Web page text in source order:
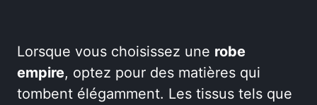
Lorsque vous choisissez une robe
empire, optez pour des matières qui
tombent élégamment. Les tissus tels que